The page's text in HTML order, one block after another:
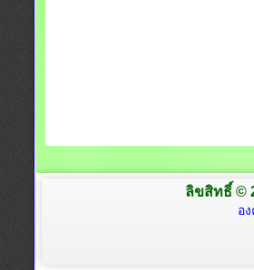
ลิขสิทธิ์ ©
อ